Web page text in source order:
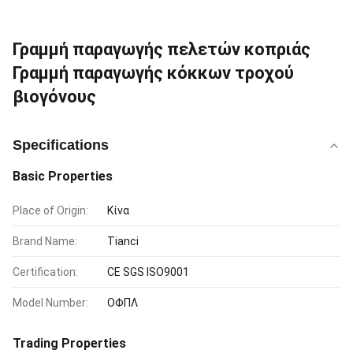
Γραμμή παραγωγής πελετών κοπριάς
Γραμμή παραγωγής κόκκων τροχού
βιογόνους
Specifications
Basic Properties
Place of Origin: Κίνα
Brand Name: Tianci
Certification: CE SGS ISO9001
Model Number: ΟΦΠΛ
Trading Properties